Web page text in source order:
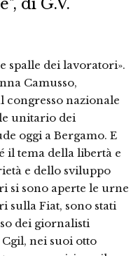
di G.V.
spalle dei lavoratori».
Camusso,
congresso nazionale
unitario dei
oggi a Bergamo. E
il tema della libertà e
e dello sviluppo
si sono aperte le urne
sulla Fiat, sono stati
dei giornalisti
nei suoi otto